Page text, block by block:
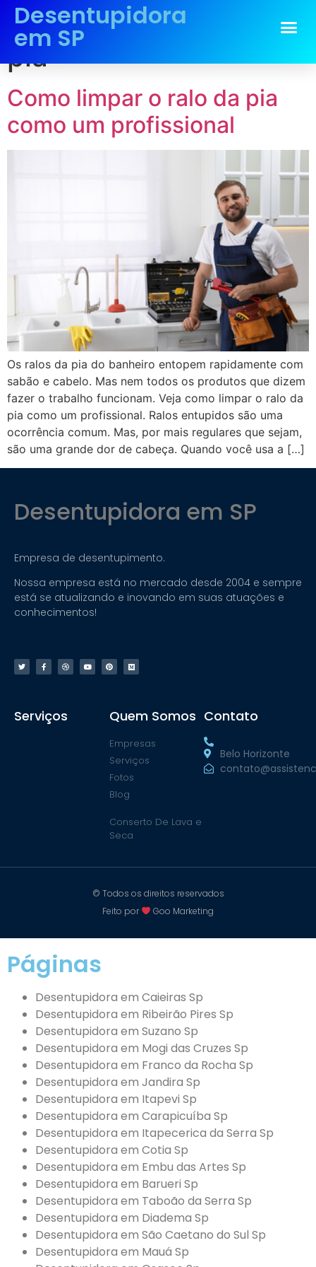
Desentupidora
em SP
Tag:limpar o ralo da
pia
Como limpar o ralo da pia
como um profissional
Os ralos da pia do banheiro entopem rapidamente com
sabão e cabelo. Mas nem todos os produtos que dizem
fazer o trabalho funcionam. Veja como limpar o ralo da
pia como um profissional. Ralos entupidos são uma
ocorrência comum. Mas, por mais regulares que sejam,
são uma grande dor de cabeça. Quando você usa a […]
Desentupidora em SP
Empresa de desentupimento.
Nossa empresa está no mercado desde 2004 e sempre
está se atualizando e inovando em suas atuações e
conhecimentos!
Serviços Quem Somos
Empresas
Serviços
Fotos
Blog
Conserto De Lava e
Seca
Contato
Belo Horizonte
© Todos os direitos reservados
Feito por
Goo Marketing
Páginas
Desentupidora em Caieiras Sp
Desentupidora em Ribeirão Pires Sp
Desentupidora em Suzano Sp
Desentupidora em Mogi das Cruzes Sp
Desentupidora em Franco da Rocha Sp
Desentupidora em Jandira Sp
Desentupidora em Itapevi Sp
Desentupidora em Carapicuíba Sp
Desentupidora em Itapecerica da Serra Sp
Desentupidora em Cotia Sp
Desentupidora em Embu das Artes Sp
Desentupidora em Barueri Sp
Desentupidora em Taboão da Serra Sp
Desentupidora em Diadema Sp
Desentupidora em São Caetano do Sul Sp
Desentupidora em Mauá Sp